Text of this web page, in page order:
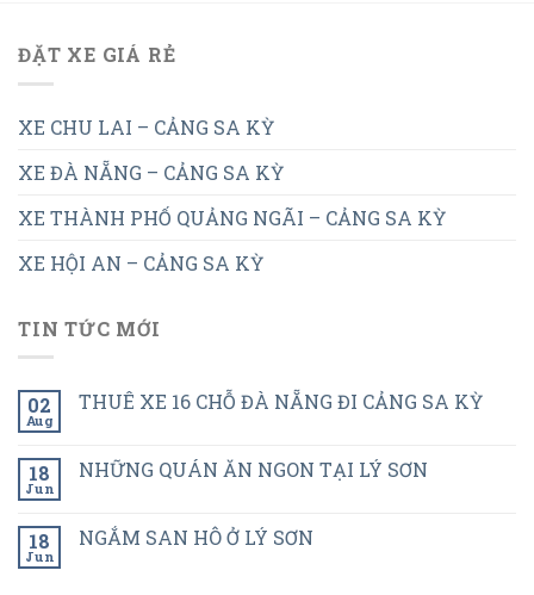
ĐẶT XE GIÁ RẺ
XE CHU LAI – CẢNG SA KỲ
XE ĐÀ NẴNG – CẢNG SA KỲ
XE THÀNH PHỐ QUẢNG NGÃI – CẢNG SA KỲ
XE HỘI AN – CẢNG SA KỲ
TIN TỨC MỚI
02
Aug
THUÊ XE 16 CHỖ ĐÀ NẴNG ĐI CẢNG SA KỲ
18
Jun
NHỮNG QUÁN ĂN NGON TẠI LÝ SƠN
18
Jun
NGẮM SAN HÔ Ở LÝ SƠN